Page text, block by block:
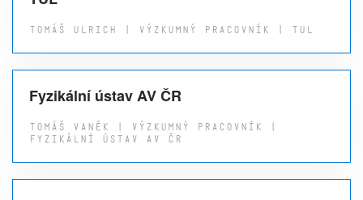
TOMÁŠ ULRICH | VÝZKUMNÝ PRACOVNÍK | TUL
Fyzikální ústav AV ČR
TOMÁŠ VANĚK | VÝZKUMNÝ PRACOVNÍK |
FYZIKÁLNÍ ÚSTAV AV ČR